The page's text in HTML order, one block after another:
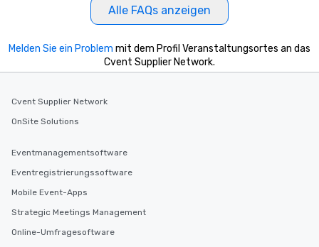
Alle FAQs anzeigen
Melden Sie ein Problem mit dem Profil Veranstaltungsortes an das
Cvent Supplier Network.
Cvent Supplier Network
OnSite Solutions
Eventmanagementsoftware
Eventregistrierungssoftware
Mobile Event-Apps
Strategic Meetings Management
Online-Umfragesoftware